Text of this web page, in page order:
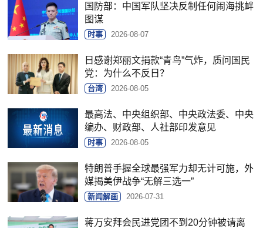
国防部：中国军队坚决反制任何闹海挑衅
图谋
时事 2026-08-07
日感谢郑丽文捐款“青鸟”气炸，质问国民
党：为什么不反日？
台湾 2026-08-05
最高法、中央组织部、中央政法委、中央
编办、财政部、人社部印发意见
时事 2026-08-05
特朗普手握全球最强军力却无计可施，外
媒揭美伊战争“无解三选一”
新闻解画 2026-07-31
蒋万安拜会民进党团不到20分钟被请离